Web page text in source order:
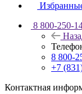
8 800-250-
8 800-
+7
Контактная